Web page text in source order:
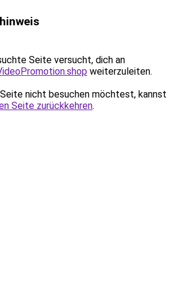
Seite versucht, dich an
weiterzuleiten.
nicht besuchen möchtest, kannst
Seite zurückkehren.